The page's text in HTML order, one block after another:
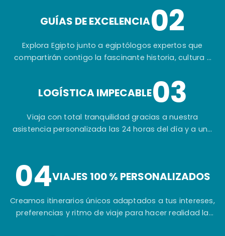
GUÍAS DE EXCELENCIA02
Explora Egipto junto a egiptólogos expertos que
compartirán contigo la fascinante historia, cultura y
extraordinarias del mundo.
LOGÍSTICA IMPECABLE03
Viaja con total tranquilidad gracias a nuestra
asistencia personalizada las 24 horas del día y a una
04VIAJES 100 % PERSONALIZADOS
Creamos itinerarios únicos adaptados a tus intereses,
preferencias y ritmo de viaje para hacer realidad la